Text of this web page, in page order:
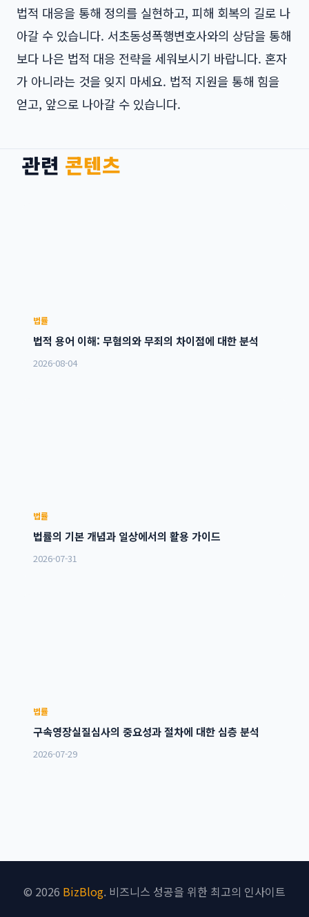
법적 대응을 통해 정의를 실현하고, 피해 회복의 길로 나
아갈 수 있습니다. 서초동성폭행변호사와의 상담을 통해
보다 나은 법적 대응 전략을 세워보시기 바랍니다. 혼자
가 아니라는 것을 잊지 마세요. 법적 지원을 통해 힘을
얻고, 앞으로 나아갈 수 있습니다.
관련 콘텐츠
법률
법적 용어 이해: 무혐의와 무죄의 차이점에 대한 분석
2026-08-04
법률
법률의 기본 개념과 일상에서의 활용 가이드
2026-07-31
법률
구속영장실질심사의 중요성과 절차에 대한 심층 분석
2026-07-29
© 2026 BizBlog. 비즈니스 성공을 위한 최고의 인사이트